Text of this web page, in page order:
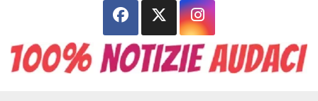
contenuto